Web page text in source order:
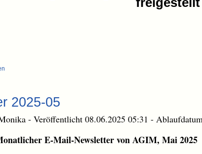
2025-05
- Veröffentlicht 08.06.2025 05:31 -
E-Mail-Newsletter von AGIM, Mai 2025